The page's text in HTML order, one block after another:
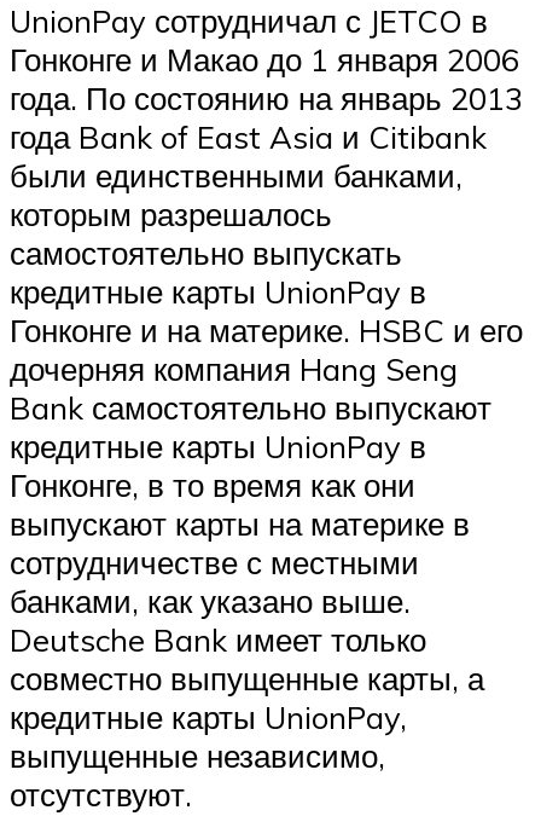
UnionPay сотрудничал с JETCO в
Гонконге и Макао до 1 января 2006
года. По состоянию на январь 2013
года Bank of East Asia и Citibank
были единственными банками,
которым разрешалось
самостоятельно выпускать
кредитные карты UnionPay в
Гонконге и на материке. HSBC и его
дочерняя компания Hang Seng
Bank самостоятельно выпускают
кредитные карты UnionPay в
Гонконге, в то время как они
выпускают карты на материке в
сотрудничестве с местными
банками, как указано выше.
Deutsche Bank имеет только
совместно выпущенные карты, а
кредитные карты UnionPay,
выпущенные независимо,
отсутствуют.